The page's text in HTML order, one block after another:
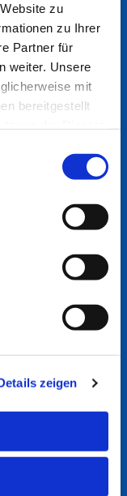
zu
zu Ihrer
Partner für
weiter. Unsere
mit
bereitgestellt
zeigen
Gewalt